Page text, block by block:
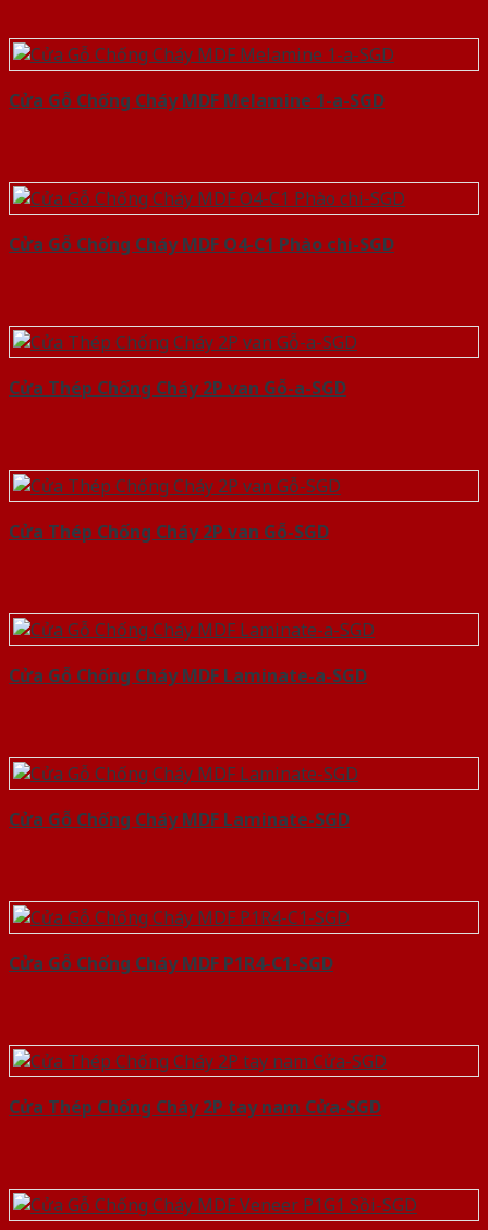
Cửa Gỗ Chống Cháy MDF Melamine 1-a-SGD
Cửa Gỗ Chống Cháy MDF O4-C1 Phào chi-SGD
Cửa Thép Chống Cháy 2P van Gỗ-a-SGD
Cửa Thép Chống Cháy 2P van Gỗ-SGD
Cửa Gỗ Chống Cháy MDF Laminate-a-SGD
Cửa Gỗ Chống Cháy MDF Laminate-SGD
Cửa Gỗ Chống Cháy MDF P1R4-C1-SGD
Cửa Thép Chống Cháy 2P tay nam Cửa-SGD